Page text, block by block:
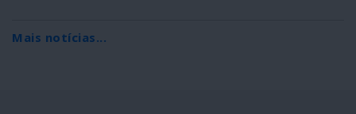
Mais notícias...